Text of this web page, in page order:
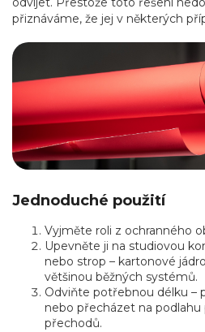
přiznáváme, že jej v některých
Jednoduché použití
Vyjměte roli z ochranného
Upevněte ji na studiovou
nebo strop – kartonové
většinou běžných systémů.
Odviňte potřebnou délku –
nebo přecházet na
přechodů.